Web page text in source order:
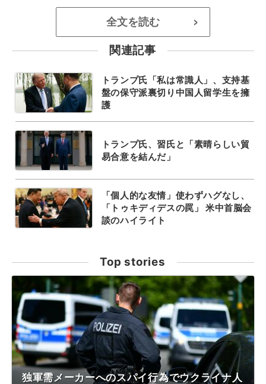
全文を読む >
関連記事
トランプ氏「私は常識人」、支持基
盤の保守派裏切り中国人留学生を擁
護
トランプ氏、習氏と「素晴らしい貿
易合意を結んだ」
「個人的な友情」使わずハグなし、
「トゥキディデスの罠」 米中首脳会
談のハイライト
Top stories
独軍需メーカーへのスパイ行為でウクライナ人